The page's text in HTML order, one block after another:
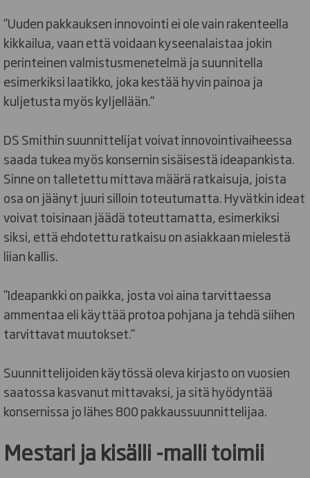
”Uuden pakkauksen innovointi ei ole vain rakenteella
kikkailua, vaan että voidaan kyseenalaistaa jokin
perinteinen valmistusmenetelmä ja suunnitella
esimerkiksi laatikko, joka kestää hyvin painoa ja
kuljetusta myös kyljellään.”
DS Smithin suunnittelijat voivat innovointivaiheessa
saada tukea myös konsernin sisäisestä ideapankista.
Sinne on talletettu mittava määrä ratkaisuja, joista
osa on jäänyt juuri silloin toteutumatta. Hyvätkin ideat
voivat toisinaan jäädä toteuttamatta, esimerkiksi
siksi, että ehdotettu ratkaisu on asiakkaan mielestä
liian kallis.
”Ideapankki on paikka, josta voi aina tarvittaessa
ammentaa eli käyttää protoa pohjana ja tehdä siihen
tarvittavat muutokset.”
Suunnittelijoiden käytössä oleva kirjasto on vuosien
saatossa kasvanut mittavaksi, ja sitä hyödyntää
konsernissa jo lähes 800 pakkaussuunnittelijaa.
Mestari ja kisälli -malli toimii